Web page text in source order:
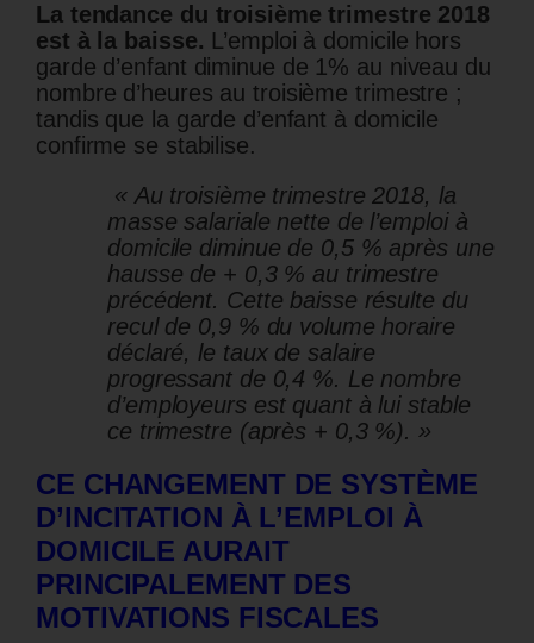
La tendance du troisième trimestre 2018
est à la baisse. L’emploi à domicile hors
garde d’enfant diminue de 1% au niveau du
nombre d’heures au troisième trimestre ;
tandis que la garde d’enfant à domicile
confirme se stabilise.
« Au troisième trimestre 2018, la
masse salariale nette de l’emploi à
domicile diminue de 0,5 % après une
hausse de + 0,3 % au trimestre
précédent. Cette baisse résulte du
recul de 0,9 % du volume horaire
déclaré, le taux de salaire
progressant de 0,4 %. Le nombre
d’employeurs est quant à lui stable
ce trimestre (après + 0,3 %). »
CE CHANGEMENT DE SYSTÈME
D’INCITATION À L’EMPLOI À
DOMICILE AURAIT
PRINCIPALEMENT DES
MOTIVATIONS FISCALES